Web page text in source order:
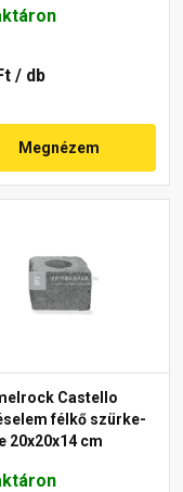
/ db
Megnézem
Castello
félkő szürke-
20x20x14 cm